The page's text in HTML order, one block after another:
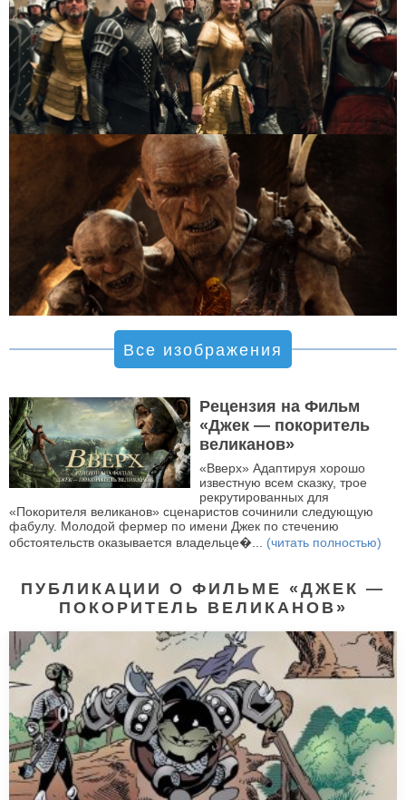
Все изображения
Рецензия на Фильм
«Джек — покоритель
великанов»
«Вверх» Адаптируя хорошо
известную всем сказку, трое
рекрутированных для
«Покорителя великанов» сценаристов сочинили следующую
фабулу. Молодой фермер по имени Джек по стечению
обстоятельств оказывается владельце�... (читать полностью)
ПУБЛИКАЦИИ О ФИЛЬМЕ «ДЖЕК —
ПОКОРИТЕЛЬ ВЕЛИКАНОВ»